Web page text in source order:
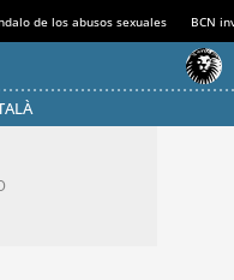
de los abusos sexuales BCN